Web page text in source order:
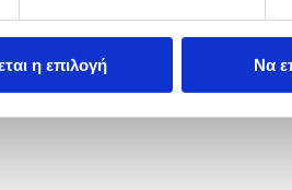
η επιλογή Να